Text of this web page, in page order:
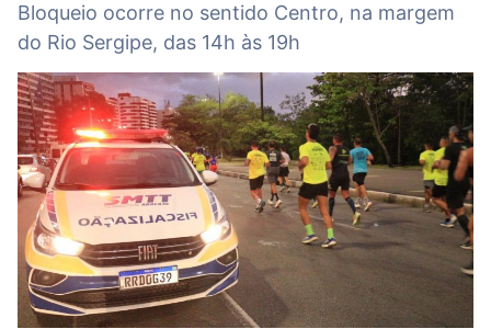
Bloqueio ocorre no sentido Centro, na margem
do Rio Sergipe, das 14h às 19h